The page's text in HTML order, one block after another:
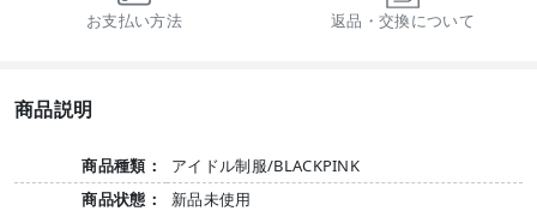
お支払い方法 返品・交換について
商品説明
商品種類：
アイドル制服/BLACKPINK
商品状態：
新品未使用